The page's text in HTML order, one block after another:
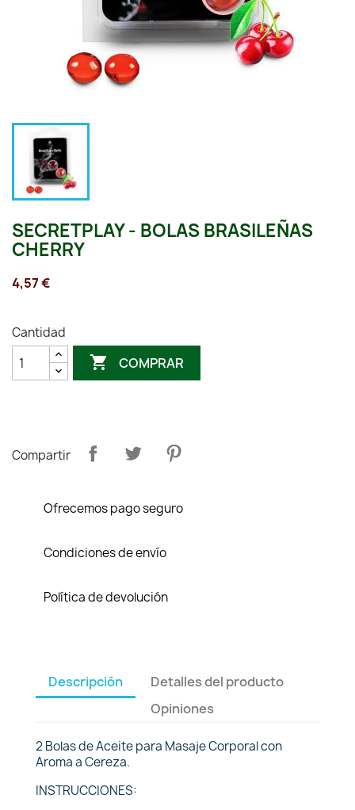
SECRETPLAY - BOLAS BRASILEÑAS
CHERRY
4,57 €
Cantidad
 COMPRAR
Compartir
Ofrecemos pago seguro
Condiciones de envío
Política de devolución
Descripción
Detalles del producto
Opiniones
2 Bolas de Aceite para Masaje Corporal con
Aroma a Cereza.
INSTRUCCIONES: